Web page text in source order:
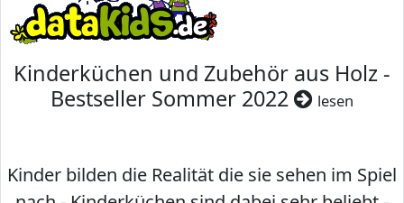
Kinderküchen und Zubehör aus Holz -
Bestseller Sommer 2022
lesen
Kinder bilden die Realität die sie sehen im Spiel